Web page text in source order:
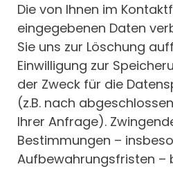
Die von Ihnen im
eingegebenen Daten
Sie uns zur Löschung
Einwilligung zur
der Zweck für die
(z.B. nach
Ihrer Anfrage).
Bestimmungen –
Aufbewahrungsfristen –